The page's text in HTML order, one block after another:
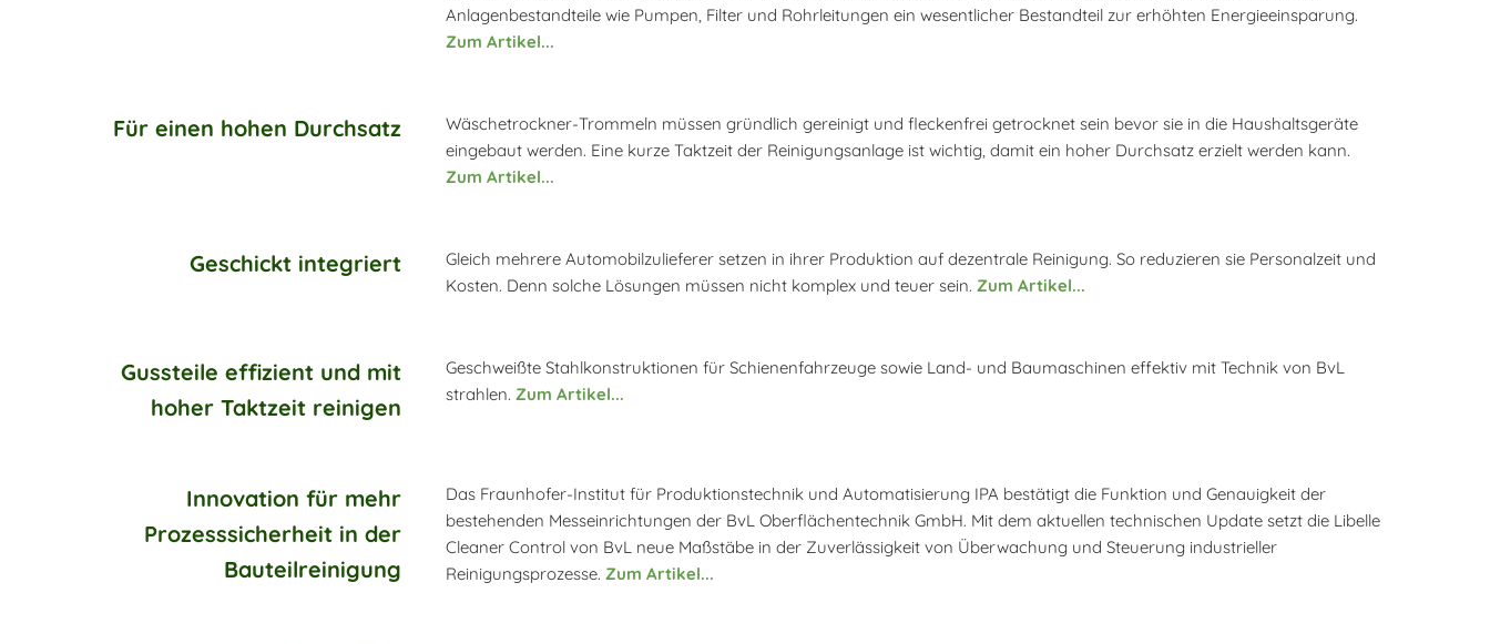
Anlagenbestandteile wie Pumpen, Filter und Rohrleitungen ein wesentlicher Bestandteil zur erhöhten Energieeinsparung.
Zum Artikel...
Für einen hohen Durchsatz
Wäschetrockner-Trommeln müssen gründlich gereinigt und fleckenfrei getrocknet sein bevor sie in die Haushaltsgeräte
eingebaut werden. Eine kurze Taktzeit der Reinigungsanlage ist wichtig, damit ein hoher Durchsatz erzielt werden kann.
Zum Artikel...
Geschickt integriert
Gleich mehrere Automobilzulieferer setzen in ihrer Produktion auf dezentrale Reinigung. So reduzieren sie Personalzeit und
Kosten. Denn solche Lösungen müssen nicht komplex und teuer sein. Zum Artikel...
Gussteile effizient und mit
hoher Taktzeit reinigen
Geschweißte Stahlkonstruktionen für Schienenfahrzeuge sowie Land- und Baumaschinen effektiv mit Technik von BvL
strahlen. Zum Artikel...
Innovation für mehr
Prozesssicherheit in der
Bauteilreinigung
Das Fraunhofer-Institut für Produktionstechnik und Automatisierung IPA bestätigt die Funktion und Genauigkeit der
bestehenden Messeinrichtungen der BvL Oberflächentechnik GmbH. Mit dem aktuellen technischen Update setzt die Libelle
Cleaner Control von BvL neue Maßstäbe in der Zuverlässigkeit von Überwachung und Steuerung industrieller
Reinigungsprozesse. Zum Artikel...